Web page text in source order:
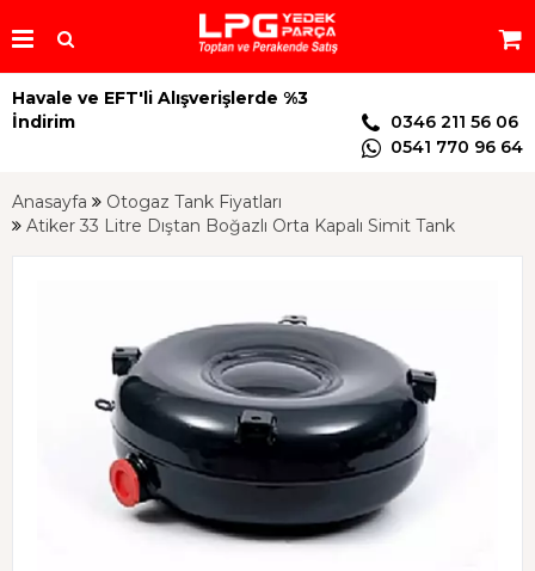
Havale ve EFT'li Alışverişlerde %3
İndirim
0346 211 56 06
0541 770 96 64
Anasayfa
Otogaz Tank Fiyatları
Atiker 33 Litre Dıştan Boğazlı Orta Kapalı Simit Tank